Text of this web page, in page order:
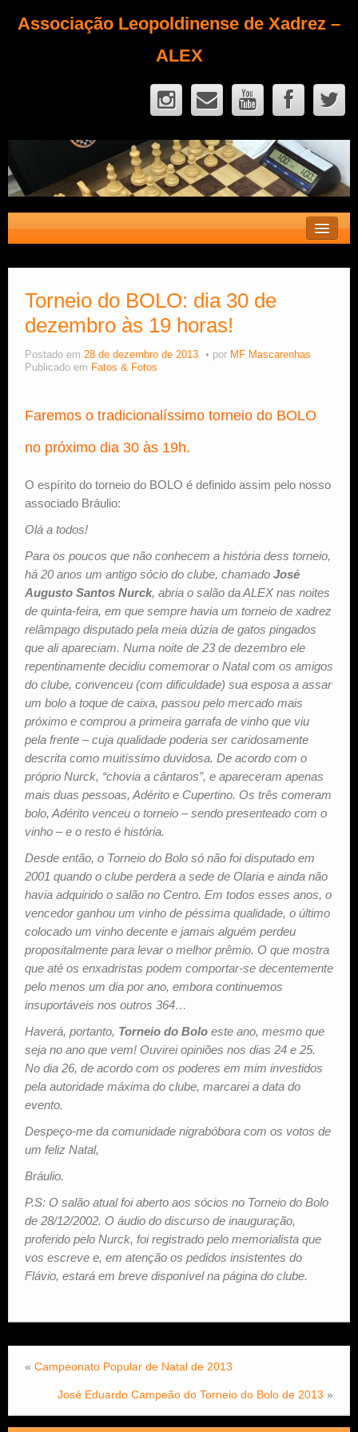
Associação Leopoldinense de Xadrez –
ALEX
Fique Sócio
Quem Somos?
Calendário
Torneio do BOLO: dia 30 de
dezembro às 19 horas!
Postado em 28 de dezembro de 2013 por MF Mascarenhas
Publicado em Fatos & Fotos
Faremos o tradicionalíssimo torneio do BOLO
no próximo dia 30 às 19h.
O espírito do torneio do BOLO é definido assim pelo nosso
associado Bráulio:
Olá a todos!
Para os poucos que não conhecem a história dess torneio,
há 20 anos um antigo sócio do clube, chamado José
Augusto Santos Nurck, abria o salão da ALEX nas noites
de quinta-feira, em que sempre havia um torneio de xadrez
relâmpago disputado pela meia dúzia de gatos pingados
que ali apareciam. Numa noite de 23 de dezembro ele
repentinamente decidiu comemorar o Natal com os amigos
do clube, convenceu (com dificuldade) sua esposa a assar
um bolo a toque de caixa, passou pelo mercado mais
próximo e comprou a primeira garrafa de vinho que viu
pela frente – cuja qualidade poderia ser caridosamente
descrita como muitíssimo duvidosa. De acordo com o
próprio Nurck, “chovia a cântaros”, e apareceram apenas
mais duas pessoas, Adérito e Cupertino. Os três comeram
bolo, Adérito venceu o torneio – sendo presenteado com o
vinho – e o resto é história.
Desde então, o Torneio do Bolo só não foi disputado em
2001 quando o clube perdera a sede de Olaria e ainda não
havia adquirido o salão no Centro. Em todos esses anos, o
vencedor ganhou um vinho de péssima qualidade, o último
colocado um vinho decente e jamais alguém perdeu
propositalmente para levar o melhor prêmio. O que mostra
que até os enxadristas podem comportar-se decentemente
pelo menos um dia por ano, embora continuemos
insuportáveis nos outros 364…
Haverá, portanto, Torneio do Bolo este ano, mesmo que
seja no ano que vem! Ouvirei opiniões nos dias 24 e 25.
No dia 26, de acordo com os poderes em mim investidos
pela autoridade máxima do clube, marcarei a data do
evento.
Despeço-me da comunidade nigrabóbora com os votos de
um feliz Natal,
Bráulio.
P.S: O salão atual foi aberto aos sócios no Torneio do Bolo
de 28/12/2002. O áudio do discurso de inauguração,
proferido pelo Nurck, foi registrado pelo memorialista que
vos escreve e, em atenção os pedidos insistentes do
Flávio, estará em breve disponível na página do clube.
« Campeonato Popular de Natal de 2013
José Eduardo Campeão do Torneio do Bolo de 2013 »